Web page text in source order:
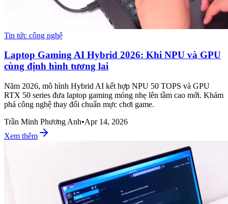
Tin tức công nghệ
Laptop Gaming AI Hybrid 2026: Khi NPU và GPU
cùng định hình tương lai
Năm 2026, mô hình Hybrid AI kết hợp NPU 50 TOPS và GPU
RTX 50 series đưa laptop gaming mỏng nhẹ lên tầm cao mới. Khám
phá công nghệ thay đổi chuẩn mực chơi game.
Trần Minh Phương Anh•Apr 14, 2026
Xem thêm